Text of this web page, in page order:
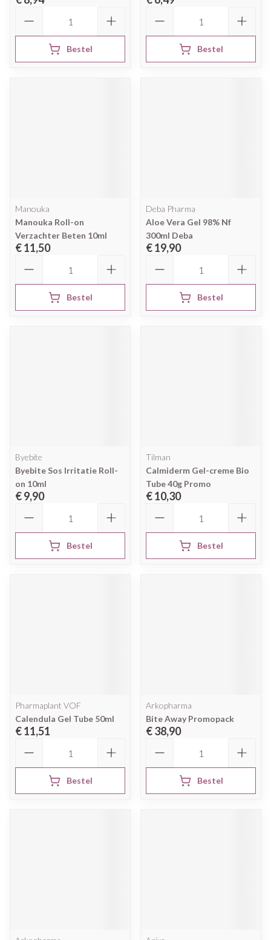
Bestel Bestel
Manouka
Manouka Roll-on
Verzachter Beten 10ml
€ 11,50
Bestel
Deba Pharma
Aloe Vera Gel 98% Nf
300ml Deba
€ 19,90
Bestel
Byebite
Byebite Sos Irritatie Roll-
on 10ml
€ 9,90
Bestel
Tilman
Calmiderm Gel-creme Bio
Tube 40g Promo
€ 10,30
Bestel
Pharmaplant VOF
Calendula Gel Tube 50ml
€ 11,51
Bestel
Arkopharma
Bite Away Promopack
€ 38,90
Bestel